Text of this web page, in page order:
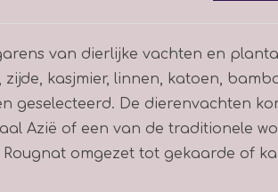
van dierlijke vachten en
kasjmier, linnen, katoen,
geselecteerd. De dierenvachten
Azië of een van de traditionele
omgezet tot gekaarde of